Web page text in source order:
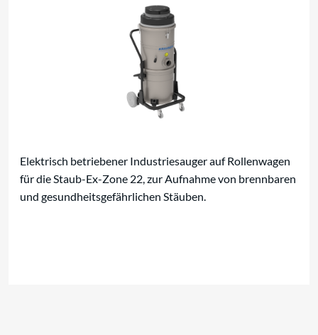
Elektrisch betriebener Industriesauger auf Rollenwagen
für die Staub-Ex-Zone 22, zur Aufnahme von brennbaren
und gesundheitsgefährlichen Stäuben.